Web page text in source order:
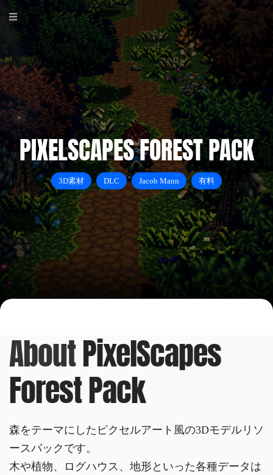
PIXELSCAPES FOREST PACK
3D素材 DLC Jacob Mann 有料
AboutPixelScapes
Forest Pack
森をテーマにしたピクセルアート風の3Dモデルリソ
ースパックです。
木や植物、ログハウス、地形といった各種データは